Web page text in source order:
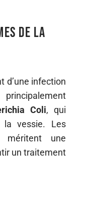
de la
d’une infection
Coli, qui
vessie. Les
méritent une
un traitement